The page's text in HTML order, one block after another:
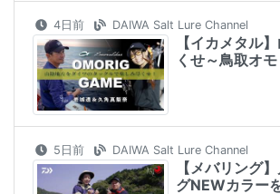
4日前 DAIWA Salt Lure Channel
【イカメタル
くせ～鳥取オ
5日前 DAIWA Salt Lure Channel
【メバリング
グNEWカラー